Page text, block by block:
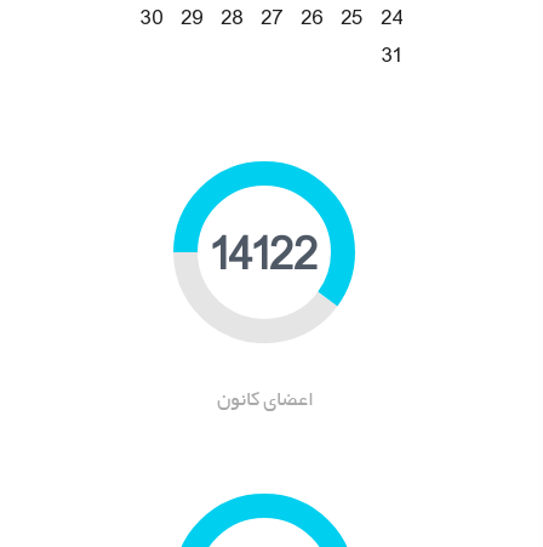
30 29 28 27 26 25 24
31
17609
اعضای کانون